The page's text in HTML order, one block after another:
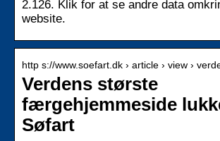
2.126. Klik for at se andre data
website.
http s://www.soefart.dk › article › view ›
Verdens største
færgehjemmeside
Søfart